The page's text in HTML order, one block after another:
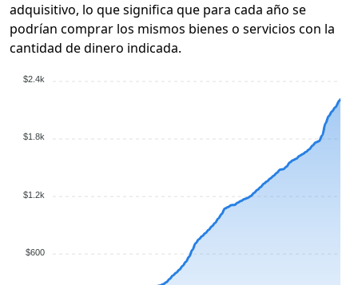
adquisitivo, lo que significa que para cada año se
podrían comprar los mismos bienes o servicios con la
cantidad de dinero indicada.
$2.4k
$1.8k
$1.2k
$600